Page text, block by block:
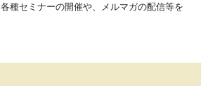
種セミナーの開催や、メルマガの配信等を